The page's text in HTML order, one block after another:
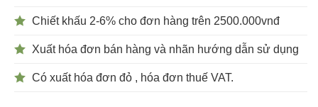
Chiết khấu 2-6% cho đơn hàng trên 2500.000vnđ
Xuất hóa đơn bán hàng và nhãn hướng dẫn sử dụng
Có xuất hóa đơn đỏ , hóa đơn thuế VAT.